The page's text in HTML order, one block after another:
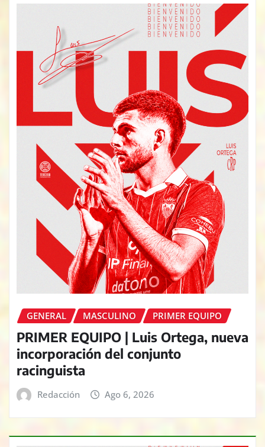
GENERAL MASCULINO PRIMER EQUIPO
PRIMER EQUIPO | Luis Ortega, nueva
incorporación del conjunto
racinguista
Redacción Ago 6, 2026